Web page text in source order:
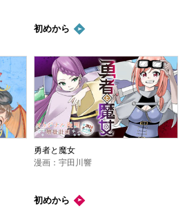
初めから
勇者と魔女
漫画：宇田川響
初めから